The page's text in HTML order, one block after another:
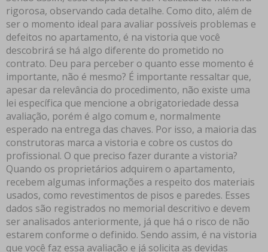
rigorosa, observando cada detalhe. Como dito, além de
ser o momento ideal para avaliar possíveis problemas e
defeitos no apartamento, é na vistoria que você
descobrirá se há algo diferente do prometido no
contrato. Deu para perceber o quanto esse momento é
importante, não é mesmo? É importante ressaltar que,
apesar da relevância do procedimento, não existe uma
lei específica que mencione a obrigatoriedade dessa
avaliação, porém é algo comum e, normalmente
esperado na entrega das chaves. Por isso, a maioria das
construtoras marca a vistoria e cobre os custos do
profissional. O que preciso fazer durante a vistoria?
Quando os proprietários adquirem o apartamento,
recebem algumas informações a respeito dos materiais
usados, como revestimentos de pisos e paredes. Esses
dados são registrados no memorial descritivo e devem
ser analisados anteriormente, já que há o risco de não
estarem conforme o definido. Sendo assim, é na vistoria
que você faz essa avaliação e já solicita as devidas